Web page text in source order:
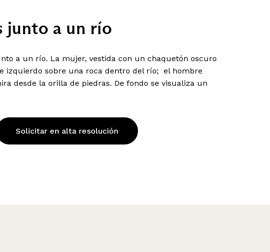
junto a un río
a un río. La mujer, vestida con un chaquetón oscuro
izquierdo sobre una roca dentro del río; el hombre
desde la orilla de piedras. De fondo se visualiza un
Solicitar en alta resolución